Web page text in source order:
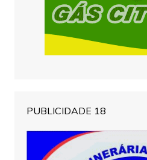
PUBLICIDADE 18